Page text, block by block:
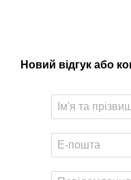
Новий відгук або